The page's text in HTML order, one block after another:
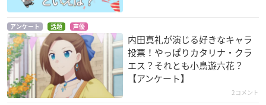
この世の果てで恋を
唄う少女YU-NO
波多乃神奈
ドメスティックな彼
女
橘瑠衣
デート・ア・ライブI
II
八舞耶倶矢
アンケート 話題 声優
内田真礼が演じる好きなキャラ
投票！やっぱりカタリナ・クラ
エス？それとも小鳥遊六花？
【アンケート】
2コメント